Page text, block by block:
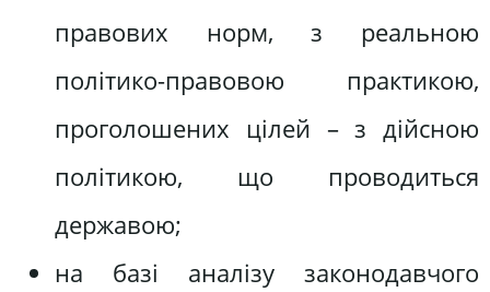
правових норм, з реальною
політико-правовою практикою,
проголошених цілей – з дійсною
політикою, що проводиться
державою;
на базі аналізу законодавчого